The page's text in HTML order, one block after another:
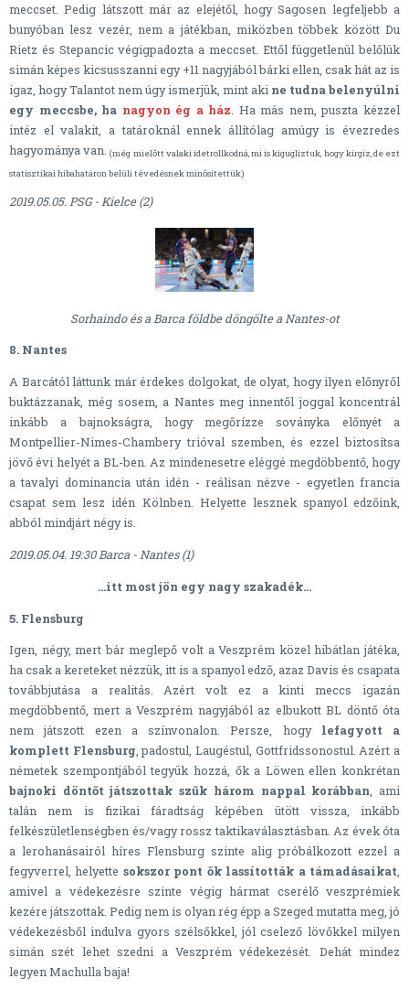
meccset. Pedig látszott már az elejétől, hogy Sagosen legfeljebb a
bunyóban lesz vezér, nem a játékban, miközben többek között Du
Rietz és Stepancic végigpadozta a meccset. Ettől függetlenül belőlük
simán képes kicsusszanni egy +11 nagyjából bárki ellen, csak hát az is
igaz, hogy Talantot nem úgy ismerjük, mint aki ne tudna belenyúlni
egy meccsbe, ha nagyon ég a ház . Ha más nem, puszta kézzel
intéz el valakit, a tatároknál ennek állítólag amúgy is évezredes
hagyománya van.(még mielőtt valaki idetrollkodná, mi is kigugliztuk, hogy kirgiz, de ezt
statisztikai hibahatáron belüli tévedésnek minősítettük)
2019.05.05. PSG - Kielce (2)
Sorhaindo és a Barca földbe döngölte a Nantes-ot
8. Nantes
A Barcától láttunk már érdekes dolgokat, de olyat, hogy ilyen előnyről
buktázzanak, még sosem, a Nantes meg innentől joggal koncentrál
inkább a bajnokságra, hogy megőrízze soványka előnyét a
Montpellier-Nimes-Chambery trióval szemben, és ezzel biztosítsa
jövő évi helyét a BL-ben. Az mindenesetre eléggé megdöbbentő, hogy
a tavalyi dominancia után idén - reálisan nézve - egyetlen francia
csapat sem lesz idén Kölnben. Helyette lesznek spanyol edzőink,
abból mindjárt négy is.
2019.05.04. 19:30 Barca - Nantes (1)
...itt most jön egy nagy szakadék...
5. Flensburg
Igen, négy, mert bár meglepő volt a Veszprém közel hibátlan játéka,
ha csak a kereteket nézzük, itt is a spanyol edző, azaz Davis és csapata
továbbjutása a realitás. Azért volt ez a kinti meccs igazán
megdöbbentő, mert a Veszprém nagyjából az elbukott BL döntő óta
nem játszott ezen a színvonalon. Persze, hogy lefagyott a
komplett Flensburg, padostul, Laugéstul, Gottfridssonostul. Azért a
németek szempontjából tegyük hozzá, ők a Löwen ellen konkrétan
bajnoki döntőt játszottak szűk három nappal korábban, ami
talán nem is fizikai fáradtság képében ütött vissza, inkább
felkészületlenségben és/vagy rossz taktikaválasztásban. Az évek óta
a lerohanásairól híres Flensburg szinte alig próbálkozott ezzel a
fegyverrel, helyette sokszor pont ők lassították a támadásaikat,
amivel a védekezésre szinte végig hármat cserélő veszprémiek
kezére játszottak. Pedig nem is olyan rég épp a Szeged mutatta meg, jó
védekezésből indulva gyors szélsőkkel, jól cselező lövőkkel milyen
simán szét lehet szedni a Veszprém védekezését. Dehát mindez
legyen Machulla baja!